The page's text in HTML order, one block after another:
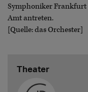
Symphoniker Frankfurt
Amt antreten.
[Quelle: das Orchester]
Theater